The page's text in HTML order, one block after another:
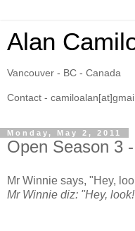
Alan
Vancouver - BC - Canada
Contact -
Monday, May 2, 2011
Open Season 3
Mr Winnie says, "Hey,
Mr Winnie diz: "Hey,